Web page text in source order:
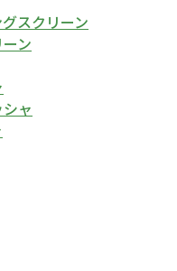
スクリーン
ン
ャ